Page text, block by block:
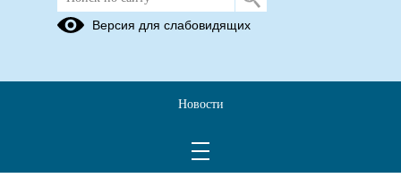
Публикации за 06.05.2026
Урок мужества
Версия для слабовидящих
Новости